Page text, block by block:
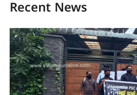
Recent News